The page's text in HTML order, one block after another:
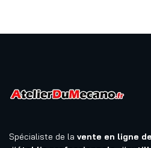
Spécialiste de la vente en ligne